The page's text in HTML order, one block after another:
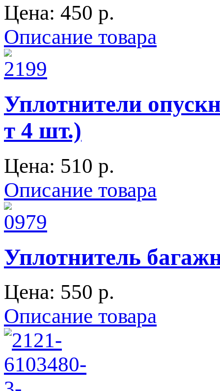
Цена: 450 p.
Описание товара
Уплотнители
т 4 шт.)
Цена: 510 p.
Описание товара
Уплотнитель
Цена: 550 p.
Описание товара